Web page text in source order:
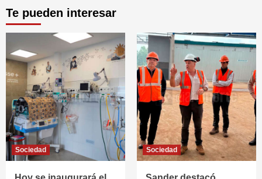
Te pueden interesar
Sociedad Sociedad